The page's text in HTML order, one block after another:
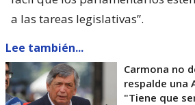
a las tareas legislativas”.
Lee también...
Carmona no
respalde una
"Tiene que